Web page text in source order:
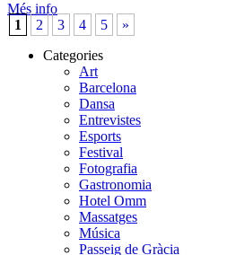
Més info
1
2 3 4 5
»
Categories
Art
Barcelona
Dansa
Entrevistes
Esports
Festival
Fotografia
Gastronomia
Hotel Omm
Massatges
Música
Passeig de Gràcia